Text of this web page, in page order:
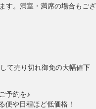
す。満室・満席の場合もござ
て売り切れ御免の大幅値下
予約を♪
や日程ほど低価格！